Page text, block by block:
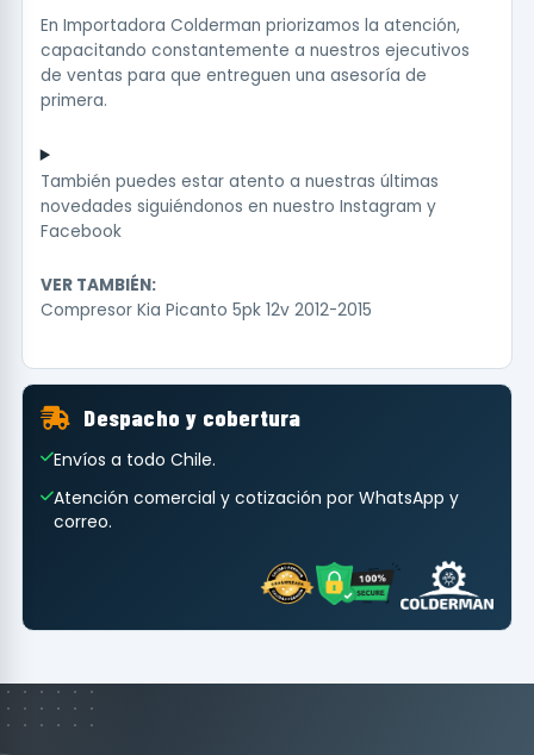
En Importadora Colderman priorizamos la atención,
capacitando constantemente a nuestros ejecutivos
de ventas para que entreguen una asesoría de
primera.
También puedes estar atento a nuestras últimas
novedades siguiéndonos en nuestro Instagram y
Facebook
VER TAMBIÉN:
Compresor Kia Picanto 5pk 12v 2012-2015
Despacho y cobertura
Envíos a todo Chile.
Atención comercial y cotización por WhatsApp y
correo.